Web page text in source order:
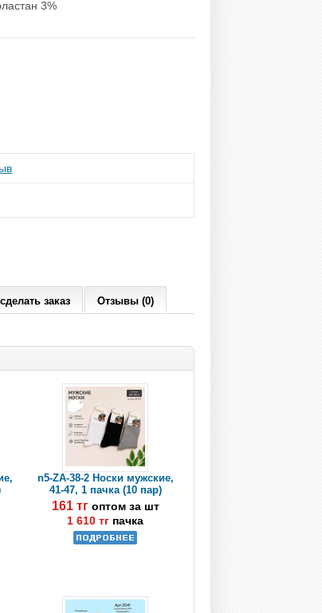
3%
заказ Отзывы (0)
n5-ZA-38-2 Носки мужские,
41-47, 1 пачка (10 пар)
161 тг оптом за шт
1 610 тг пачка